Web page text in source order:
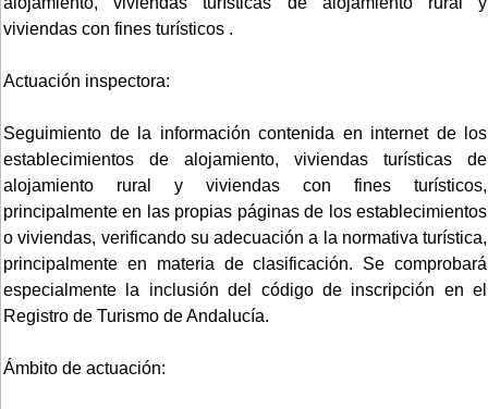
viviendas con fines turísticos .
Actuación inspectora:
Seguimiento de la información contenida en internet de los
establecimientos de alojamiento, viviendas turísticas de
alojamiento rural y viviendas con fines turísticos,
principalmente en las propias páginas de los establecimientos
o viviendas, verificando su adecuación a la normativa turística,
principalmente en materia de clasificación. Se comprobará
especialmente la inclusión del código de inscripción en el
Registro de Turismo de Andalucía.
Ámbito de actuación: